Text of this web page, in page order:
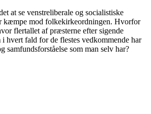
at se venstreliberale og socialistiske
kæmpe mod folkekirkeordningen. Hvorfor
flertallet af præsterne efter sigende
i hvert fald for de flestes vedkommende har
samfundsforståelse som man selv har?